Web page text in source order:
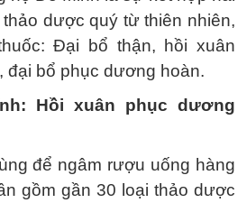
dược quý từ thiên nhiên,
Đại bổ thận, hồi xuân
đại bổ phục dương hoàn.
Hồi xuân phục dương
để ngâm rượu uống hàng
gồm gần 30 loại thảo dược